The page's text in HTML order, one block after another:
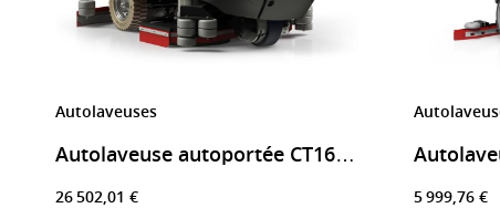
Autolaveuses
Autolaveuse autoportée CT160 nettoyage XXL
26 502,01 € 5 999,76 €